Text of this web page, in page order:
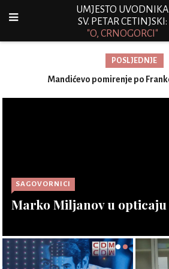
UMJESTO UVODNIKA
SV. PETAR CETINJSKI:
"O, CRNOGORCI"
POSLJEDNJE
Mandićevo pomirenje po
SAGOVORNICI
Marko Miljanov u opticaju